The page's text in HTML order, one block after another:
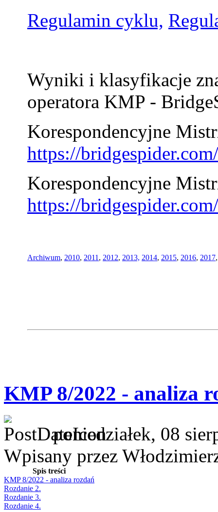
Regulamin cyklu,
Wyniki i klasyfikacje
operatora KMP -
Korespondencyjne
https://
Korespondencyjne
https://
Archiwum, 2010, 2011 , 2012, 2013, 2014, 2015, 2016, 2017
KMP 8/2022 - analiza
poniedziałek, 08
Wpisany przez
Spis treści
KMP 8/2022 - analiza rozdań
Rozdanie 2.
Rozdanie 3.
Rozdanie 4.